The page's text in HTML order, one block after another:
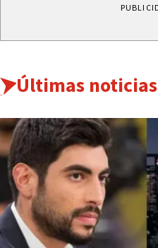
Últimas noticias